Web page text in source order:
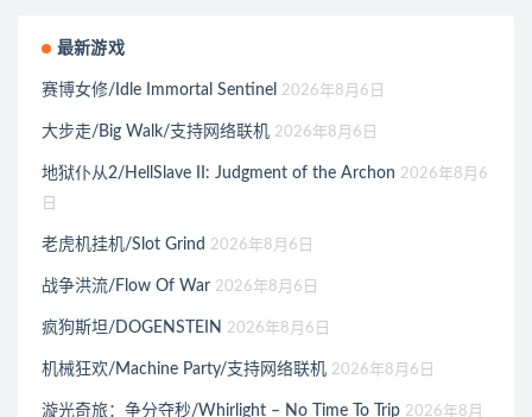
最新游戏
赛博女修/Idle Immortal Sentinel 2026年8月6日
大步走/Big Walk/支持网络联机 2026年8月6日
地狱仆从2/HellSlave II: Judgment of the Archon 2026年8月6
日
老虎机挂机/Slot Grind 2026年8月6日
战争洪流/Flow Of War 2026年8月6日
疯狗斯坦/DOGENSTEIN 2026年8月6日
机械狂欢/Machine Party/支持网络联机 2026年8月6日
漩光奇旅：争分夺秒/Whirlight – No Time To Trip 2026年8月